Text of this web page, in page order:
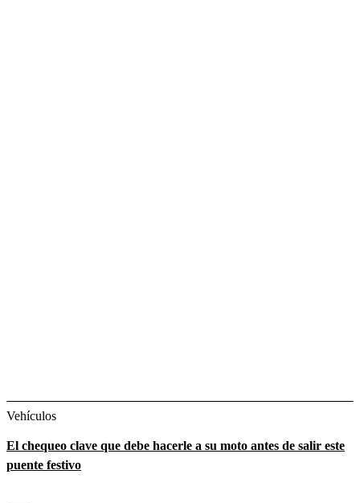
Vehículos
El chequeo clave que debe hacerle a su moto antes de salir este
puente festivo